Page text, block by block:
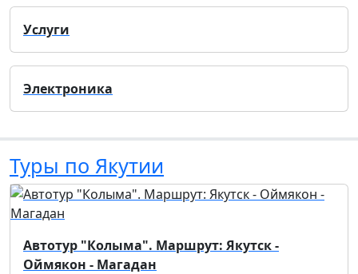
Услуги
Электроника
Туры по Якутии
Автотур "Колыма". Маршрут: Якутск -
Оймякон - Магадан